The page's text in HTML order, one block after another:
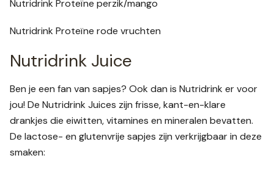
Nutridrink Proteïne perzik/mango
Nutridrink Proteïne rode vruchten
Nutridrink Juice
Ben je een fan van sapjes? Ook dan is Nutridrink er voor
jou! De Nutridrink Juices zijn frisse, kant-en-klare
drankjes die eiwitten, vitamines en mineralen bevatten.
De lactose- en glutenvrije sapjes zijn verkrijgbaar in deze
smaken: